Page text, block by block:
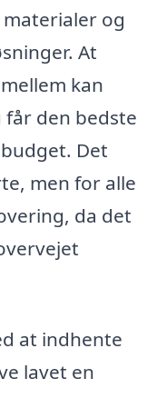
og
At
kan
den bedste
Det
men for alle
da det
at indhente
lavet en